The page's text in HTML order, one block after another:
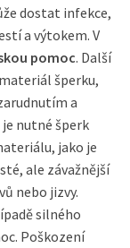
dostat infekce,
a výtokem. V
pomoc. Další
šperku,
a
nutné šperk
jako je
ale závažnější
nebo jizvy.
silného
Poškození